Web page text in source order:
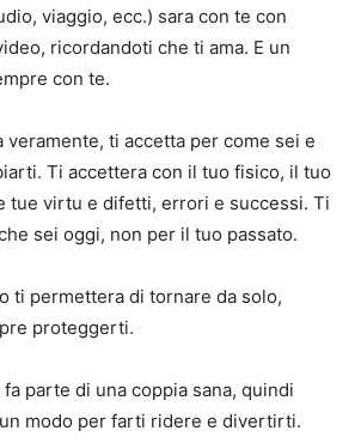
viaggio, ecc.) sara con te con
ricordandoti che ti ama. E un
con te.
veramente, ti accetta per come sei e
Ti accettera con il tuo fisico, il tuo
tue virtu e difetti, errori e successi. Ti
sei oggi, non per il tuo passato.
ti permettera di tornare da solo,
proteggerti.
parte di una coppia sana, quindi
modo per farti ridere e divertirti.